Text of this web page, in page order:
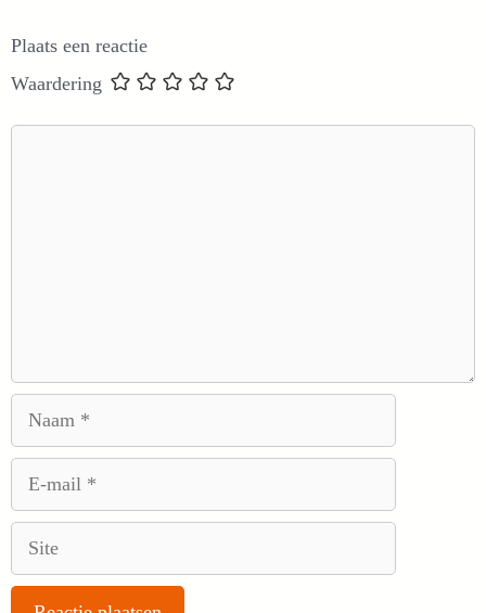
Plaats een reactie
Waardering